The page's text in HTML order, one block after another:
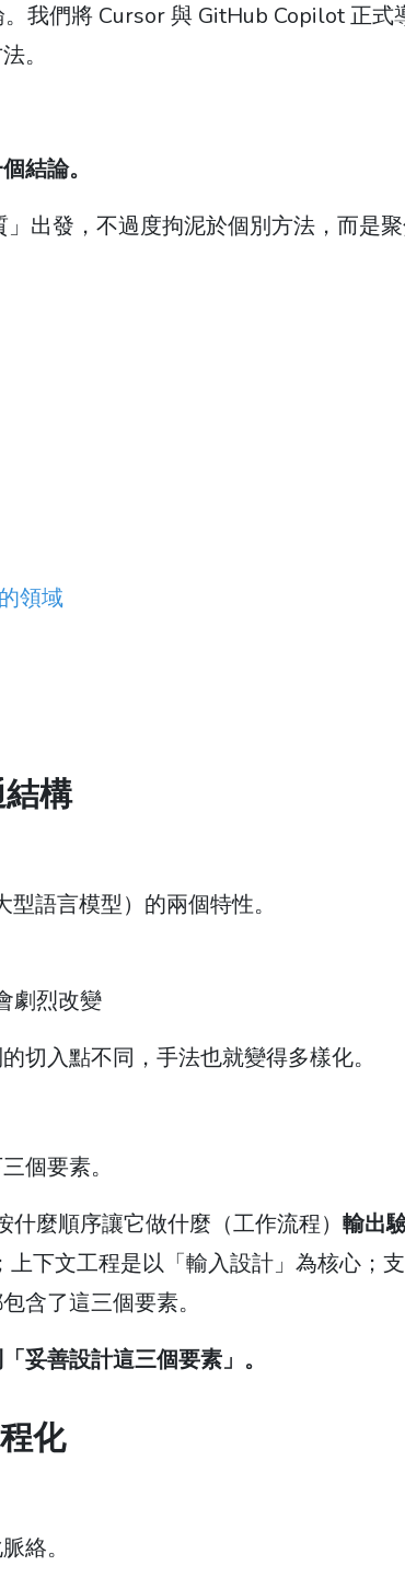
我們將 Cursor 與 GitHub Copilot 正式
。
結論。
出發，不過度拘泥於個別方法，而是
領域
構
語言模型）的兩個特性。
劇烈改變
切入點不同，手法也就變得多樣化。
個要素。
什麼順序讓它做什麼（工作流程） 輸出
下文工程是以「輸入設計」為核心；
含了這三個要素。
妥善設計這三個要素」。
化
絡。